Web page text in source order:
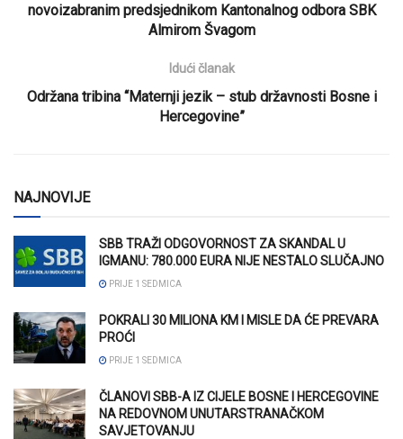
novoizabranim predsjednikom Kantonalnog odbora SBK
Almirom Švagom
Idući članak
Održana tribina “Maternji jezik – stub državnosti Bosne i
Hercegovine”
NAJNOVIJE
SBB TRAŽI ODGOVORNOST ZA SKANDAL U
IGMANU: 780.000 EURA NIJE NESTALO SLUČAJNO
PRIJE 1 SEDMICA
POKRALI 30 MILIONA KM I MISLE DA ĆE PREVARA
PROĆI
PRIJE 1 SEDMICA
ČLANOVI SBB-A IZ CIJELE BOSNE I HERCEGOVINE
NA REDOVNOM UNUTARSTRANAČKOM
SAVJETOVANJU